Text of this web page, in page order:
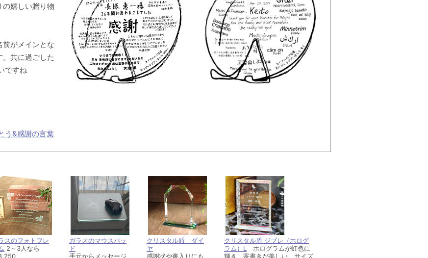
嬉しい贈り物
前がメインとな
。共に過ごした
ですね
う&感謝の言葉
スのフォトフレ
2～3人なら
ガラスのマウスパッ
ド
手元からメッセージ
クリスタル盾 ダイ
ヤ
感謝状や書入りにも
クリスタル盾 ジブレ（ホログ
ラム）L
ホログラムが虹色に
輝き、寄書きが美しい。サイズ